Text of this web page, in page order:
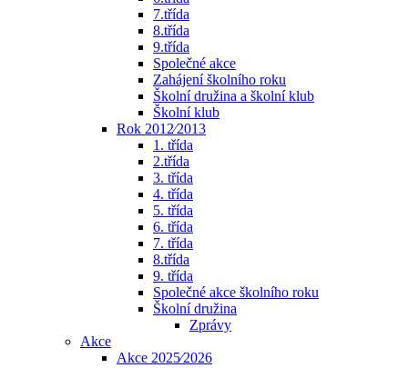
7.třída
8.třída
9.třída
Společné akce
Zahájení školního roku
Školní družina a školní klub
Školní klub
Rok 2012⁄2013
1. třída
2.třída
3. třída
4. třída
5. třída
6. třída
7. třída
8.třída
9. třída
Společné akce školního roku
Školní družina
Zprávy
Akce
Akce 2025⁄2026